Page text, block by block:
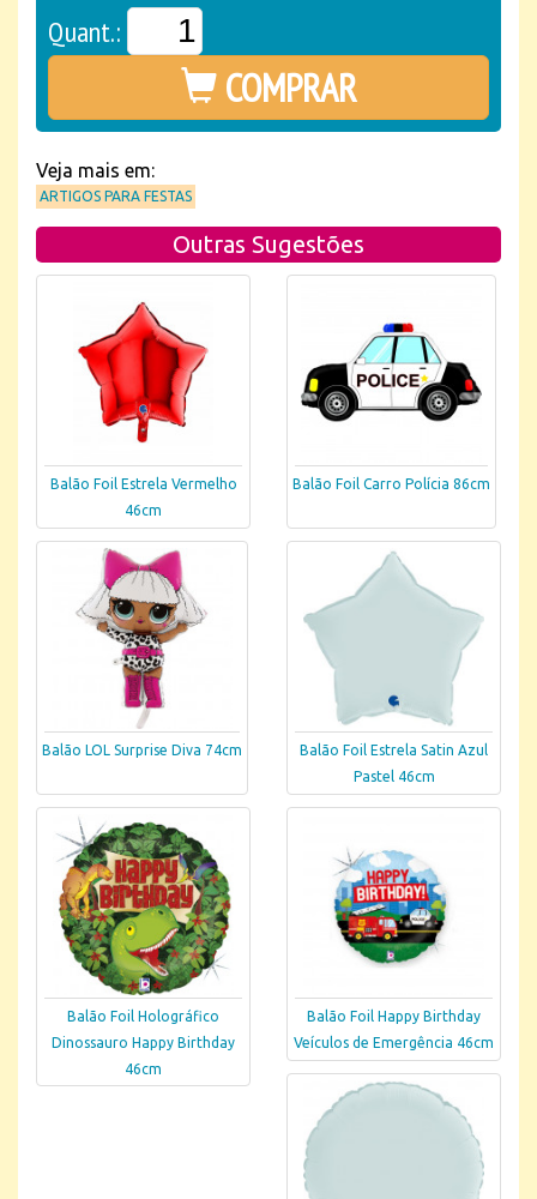
Quant.:
COMPRAR
Veja mais em:
ARTIGOS PARA FESTAS
Outras Sugestões
Balão Foil Estrela Vermelho
46cm
Balão Foil Carro Polícia 86cm
Balão LOL Surprise Diva 74cm
Balão Foil Estrela Satin Azul
Pastel 46cm
Balão Foil Holográfico
Dinossauro Happy Birthday
46cm
Balão Foil Happy Birthday
Veículos de Emergência 46cm